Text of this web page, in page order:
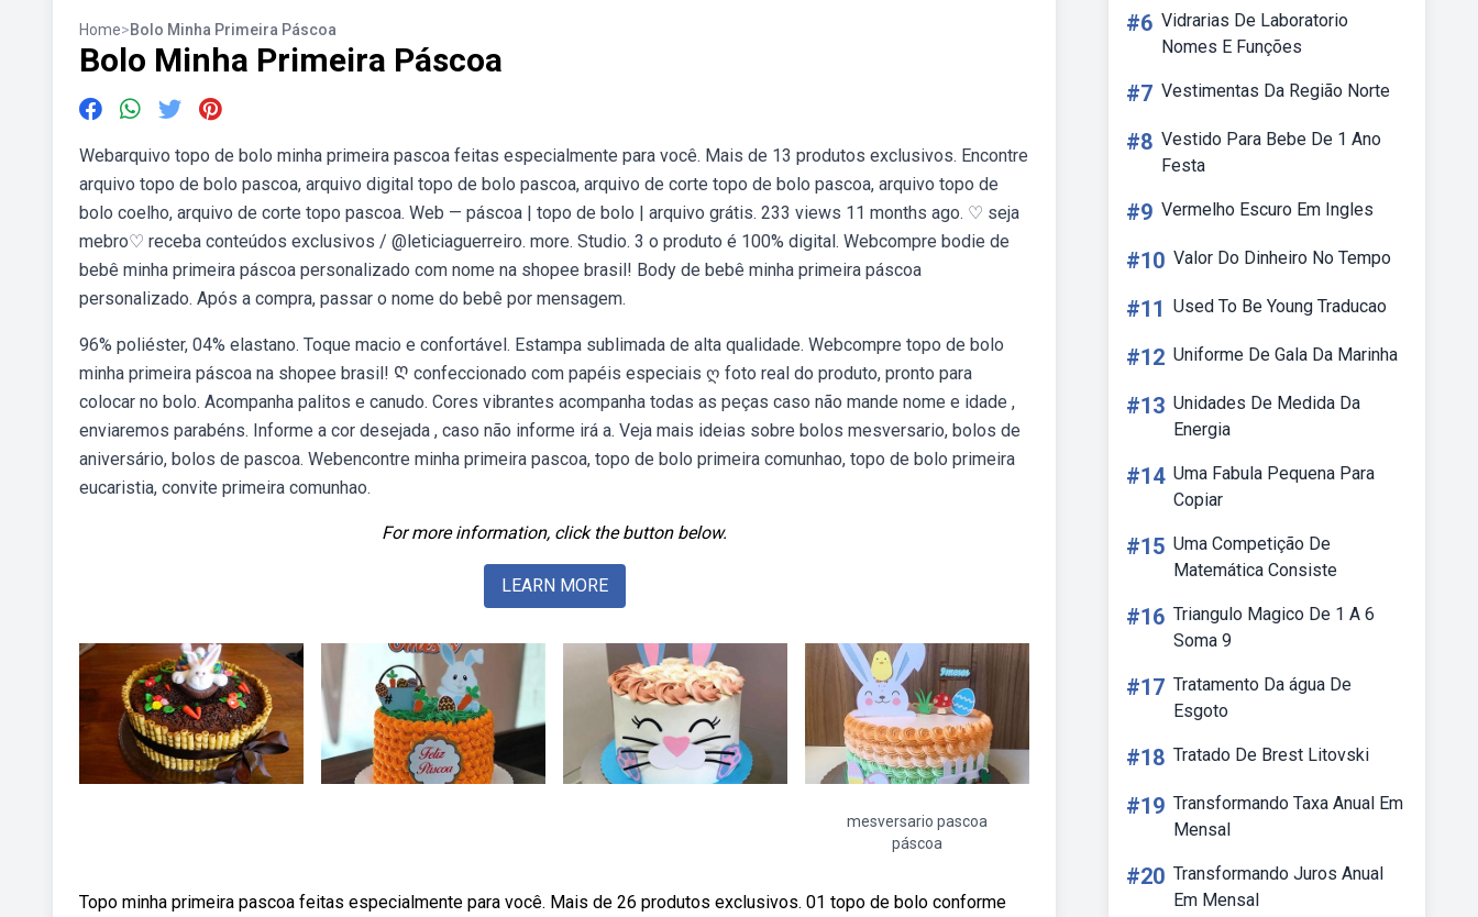
Home>Bolo Minha Primeira Páscoa
Bolo Minha Primeira Páscoa
Webarquivo topo de bolo minha primeira pascoa feitas especialmente para você. Mais de 13 produtos exclusivos. Encontre
arquivo topo de bolo pascoa, arquivo digital topo de bolo pascoa, arquivo de corte topo de bolo pascoa, arquivo topo de
bolo coelho, arquivo de corte topo pascoa. Web — páscoa | topo de bolo | arquivo grátis. 233 views 11 months ago. ♡ seja
mebro♡ receba conteúdos exclusivos / @leticiaguerreiro. more. Studio. 3 o produto é 100% digital. Webcompre bodie de
bebê minha primeira páscoa personalizado com nome na shopee brasil! Body de bebê minha primeira páscoa
personalizado. Após a compra, passar o nome do bebê por mensagem.
96% poliéster, 04% elastano. Toque macio e confortável. Estampa sublimada de alta qualidade. Webcompre topo de bolo
minha primeira páscoa na shopee brasil! Ღ confeccionado com papéis especiais ღ foto real do produto, pronto para
colocar no bolo. Acompanha palitos e canudo. Cores vibrantes acompanha todas as peças caso não mande nome e idade ,
enviaremos parabéns. Informe a cor desejada , caso não informe irá a. Veja mais ideias sobre bolos mesversario, bolos de
aniversário, bolos de pascoa. Webencontre minha primeira pascoa, topo de bolo primeira comunhao, topo de bolo primeira
eucaristia, convite primeira comunhao.
For more information, click the button below.
LEARN MORE
mesversario pascoa
páscoa
Topo minha primeira pascoa feitas especialmente para você. Mais de 26 produtos exclusivos. 01 topo de bolo conforme
#6 Vidrarias De Laboratorio
Nomes E Funções
#7 Vestimentas Da Região Norte
#8 Vestido Para Bebe De 1 Ano
Festa
#9 Vermelho Escuro Em Ingles
#10 Valor Do Dinheiro No Tempo
#11 Used To Be Young Traducao
#12 Uniforme De Gala Da Marinha
#13 Unidades De Medida Da
Energia
#14 Uma Fabula Pequena Para
Copiar
#15 Uma Competição De
Matemática Consiste
#16 Triangulo Magico De 1 A 6
Soma 9
#17 Tratamento Da água De
Esgoto
#18 Tratado De Brest Litovski
#19 Transformando Taxa Anual Em
Mensal
#20 Transformando Juros Anual
Em Mensal